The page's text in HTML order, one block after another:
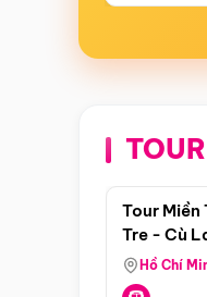
Tour Miền
Tre - Cù
Hồ Chí